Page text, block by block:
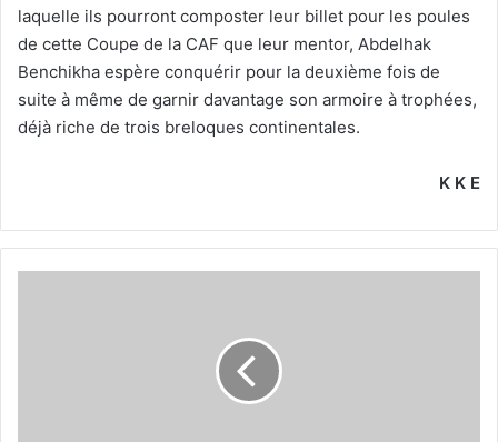
laquelle ils pourront composter leur billet pour les poules
de cette Coupe de la CAF que leur mentor, Abdelhak
Benchikha espère conquérir pour la deuxième fois de
suite à même de garnir davantage son armoire à trophées,
déjà riche de trois breloques continentales.
K K E